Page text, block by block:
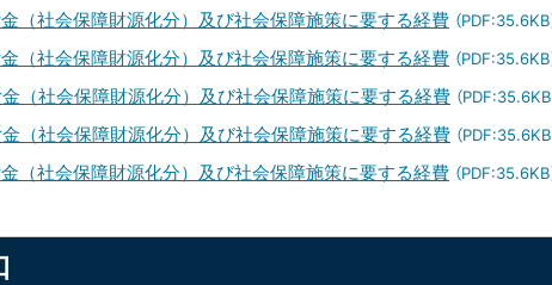
（社会保障財源化分）及び社会保障施策に要する経費 （PDF:35.6KB
（社会保障財源化分）及び社会保障施策に要する経費 （PDF:35.6KB
（社会保障財源化分）及び社会保障施策に要する経費 （PDF:35.6KB
（社会保障財源化分）及び社会保障施策に要する経費 （PDF:35.6KB
（社会保障財源化分）及び社会保障施策に要する経費 （PDF:35.6KB